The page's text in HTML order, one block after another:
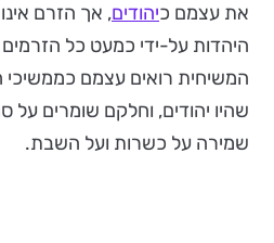
את עצמם כיהודים, אך הזרם
היהדות על-ידי כמעט כל
המשיחית רואים עצמם כממשיכי
שהיו יהודים, וחלקם שומרים על
שמירה על כשרות ועל השבת.